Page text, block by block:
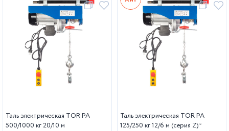
Таль электрическая TOR PA
500/1000 кг 20/10 м
Таль электрическая TOR PA
125/250 кг 12/6 м (серия Z)*